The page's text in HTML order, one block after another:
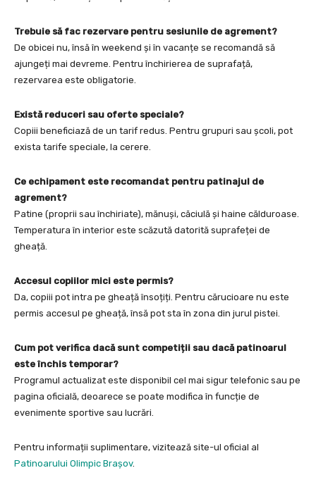
Trebuie să fac rezervare pentru sesiunile de agrement?
De obicei nu, însă în weekend și în vacanțe se recomandă să
ajungeți mai devreme. Pentru închirierea de suprafață,
rezervarea este obligatorie.
Există reduceri sau oferte speciale?
Copiii beneficiază de un tarif redus. Pentru grupuri sau școli, pot
exista tarife speciale, la cerere.
Ce echipament este recomandat pentru patinajul de
agrement?
Patine (proprii sau închiriate), mănuși, căciulă și haine călduroase.
Temperatura în interior este scăzută datorită suprafeței de
gheață.
Accesul copiilor mici este permis?
Da, copiii pot intra pe gheață însoțiți. Pentru cărucioare nu este
permis accesul pe gheață, însă pot sta în zona din jurul pistei.
Cum pot verifica dacă sunt competiții sau dacă patinoarul
este închis temporar?
Programul actualizat este disponibil cel mai sigur telefonic sau pe
pagina oficială, deoarece se poate modifica în funcție de
evenimente sportive sau lucrări.
Pentru informații suplimentare, vizitează site-ul oficial al
Patinoarului Olimpic Brașov.